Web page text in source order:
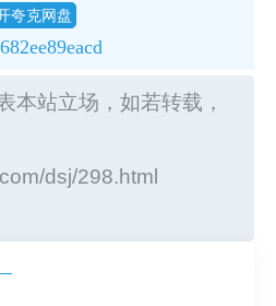
夸克网盘
本站立场，如若转载，
dsj/298.html